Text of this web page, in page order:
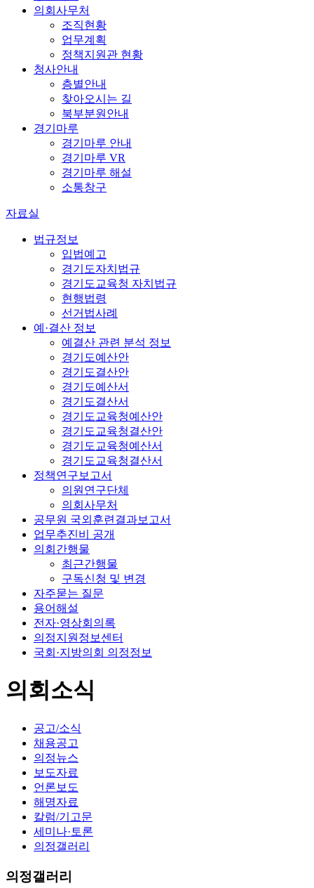
의회사무처
조직현황
업무계획
정책지원관 현황
청사안내
층별안내
찾아오시는 길
북부분원안내
경기마루
경기마루 안내
경기마루 VR
경기마루 해설
소통창구
자료실
법규정보
입법예고
경기도자치법규
경기도교육청 자치법규
현행법령
선거법사례
예·결산 정보
예결산 관련 분석 정보
경기도예산안
경기도결산안
경기도예산서
경기도결산서
경기도교육청예산안
경기도교육청결산안
경기도교육청예산서
경기도교육청결산서
정책연구보고서
의원연구단체
의회사무처
공무원 국외훈련결과보고서
업무추진비 공개
의회간행물
최근간행물
구독신청 및 변경
자주묻는 질문
용어해설
전자·영상회의록
의정지원정보센터
국회·지방의회 의정정보
의회소식
공고/소식
채용공고
의정뉴스
보도자료
언론보도
해명자료
칼럼/기고문
세미나·토론
의정갤러리
의정갤러리